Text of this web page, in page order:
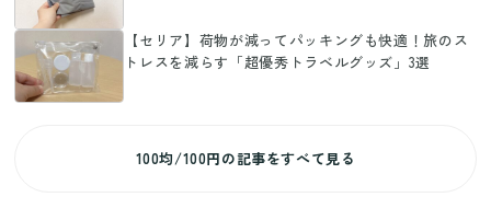
【セリア】荷物が減ってパッキングも快適！旅のス
トレスを減らす「超優秀トラベルグッズ」3選
100均/100円の記事をすべて見る